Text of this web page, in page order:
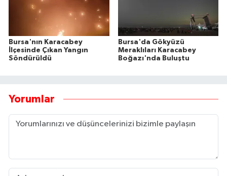
Bursa'nın Karacabey
İlçesinde Çıkan Yangın
Söndürüldü
Bursa'da Gökyüzü
Meraklıları Karacabey
Boğazı'nda Buluştu
Yorumlar